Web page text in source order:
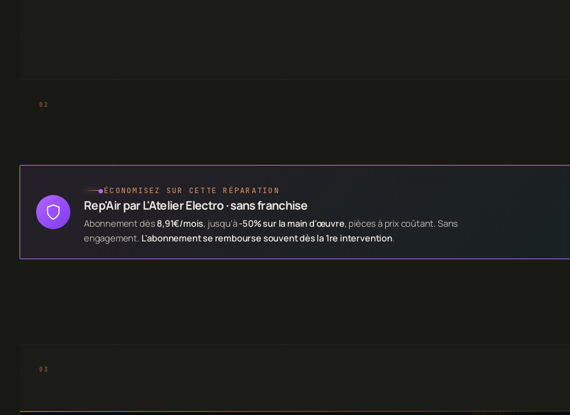
●ÉCONOMISEZ SUR CETTE RÉPARATION
Rep'Air par L'Atelier Electro · sans franchise
Abonnement dès 8,91€/mois, jusqu'à-50% sur la main d'œuvre, pièces à prix coûtant. Sans
engagement. L'abonnement se rembourse souvent dès la 1re intervention.